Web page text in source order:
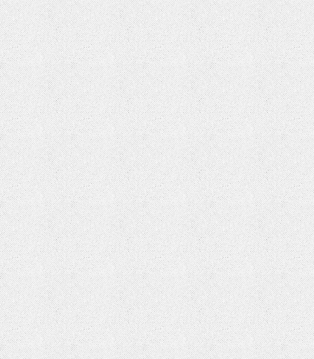
cookie law